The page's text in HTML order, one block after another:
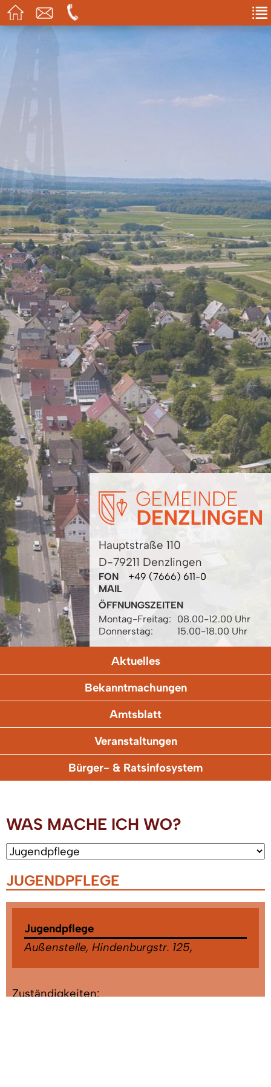
Hauptstraße 110
D-79211 Denzlingen
FON
+49 (7666) 611-0
MAIL
ÖFFNUNGSZEITEN
Montag-Freitag:
08.00-12.00 Uhr
Donnerstag:
15.00-18.00 Uhr
Aktuelles
Bekanntmachungen
Amtsblatt
Veranstaltungen
Bürger- & Ratsinfosystem
WAS MACHE ICH WO?
JUGENDPFLEGE
Jugendpflege
Außenstelle, Hindenburgstr. 125,
Zuständigkeiten: